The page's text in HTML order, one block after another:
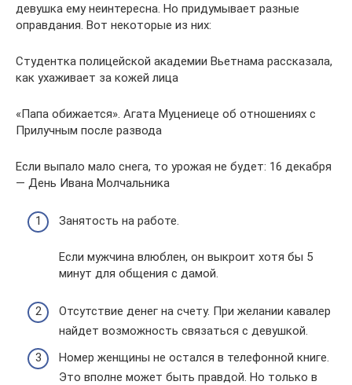
девушка ему неинтересна. Но придумывает разные
оправдания. Вот некоторые из них:
Студентка полицейской академии Вьетнама рассказала,
как ухаживает за кожей лица
«Папа обижается». Агата Муцениеце об отношениях с
Прилучным после развода
Если выпало мало снега, то урожая не будет: 16 декабря
— День Ивана Молчальника
Занятость на работе.
Если мужчина влюблен, он выкроит хотя бы 5
минут для общения с дамой.
Отсутствие денег на счету. При желании кавалер
найдет возможность связаться с девушкой.
Номер женщины не остался в телефонной книге.
Это вполне может быть правдой. Но только в